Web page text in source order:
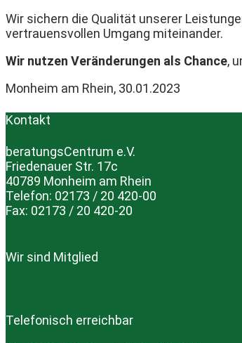
Wir sichern die Qualität unserer
vertrauensvollen Umgang miteinander.
Wir nutzen Veränderungen als Chance,
Monheim am Rhein, 30.01.2023
Kontakt
beratungsCentrum e.V.
Friedenauer Str. 17c
40789 Monheim am Rhein
Telefon: 02173 / 20 420-00
Fax: 02173 / 20 420-20
Wir sind Mitglied
Telefonisch erreichbar